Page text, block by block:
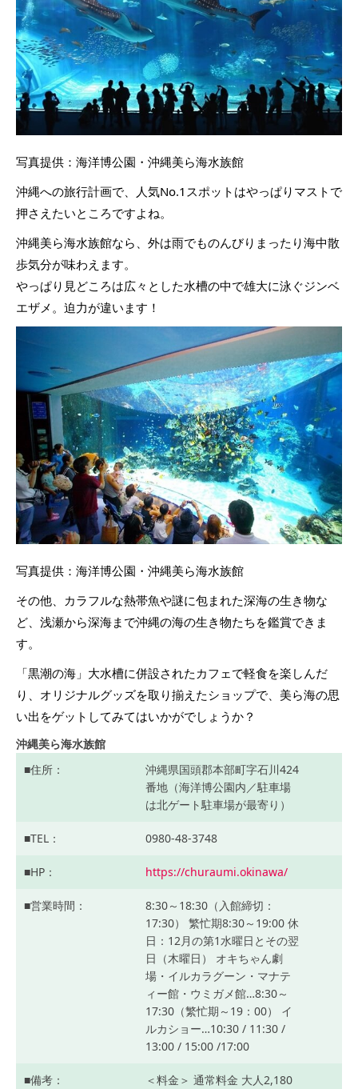
写真提供：海洋博公園・沖縄美ら海水族館
沖縄への旅行計画で、人気No.1スポットはやっぱりマストで
押さえたいところですよね。
沖縄美ら海水族館なら、外は雨でものんびりまったり海中散
歩気分が味わえます。
やっぱり見どころは広々とした水槽の中で雄大に泳ぐジンベ
エザメ。迫力が違います！
写真提供：海洋博公園・沖縄美ら海水族館
その他、カラフルな熱帯魚や謎に包まれた深海の生き物な
ど、浅瀬から深海まで沖縄の海の生き物たちを鑑賞できま
す。
「黒潮の海」大水槽に併設されたカフェで軽食を楽しんだ
り、オリジナルグッズを取り揃えたショップで、美ら海の思
い出をゲットしてみてはいかがでしょうか？
沖縄美ら海水族館
住所
沖縄県国頭郡本部町字石川424
番地（海洋博公園内／駐車場
は北ゲート駐車場が最寄り）
TEL 0980-48-3748
HP https://churaumi.okinawa/
営業時間
8:30～18:30（入館締切：
17:30）
繁忙期8:30～19:00 休
日：12月の第1水曜日とその翌
日（木曜日）
オキちゃん劇
場・イルカラグーン・マナテ
ィー館・ウミガメ館…8:30～
17:30（繁忙期～19：00）
イ
ルカショー…10:30 / 11:30 /
13:00 / 15:00 /17:00
備考 ＜料金＞ 通常料金 大人2,180